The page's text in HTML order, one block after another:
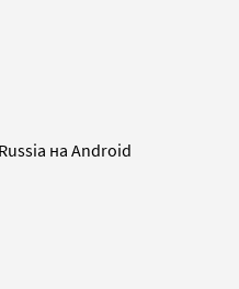
на Android